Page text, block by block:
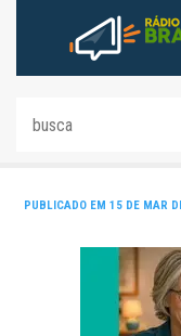
PUBLICADO EM 15 DE MAR